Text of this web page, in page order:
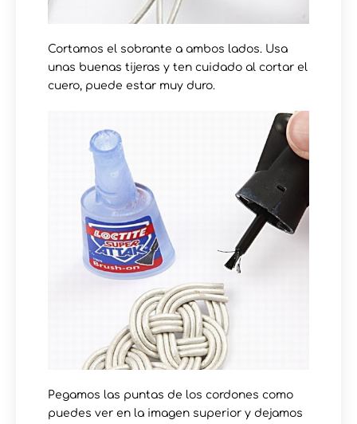
Cortamos el sobrante a ambos lados. Usa
unas buenas tijeras y ten cuidado al cortar el
cuero, puede estar muy duro.
Pegamos las puntas de los cordones como
puedes ver en la imagen superior y dejamos